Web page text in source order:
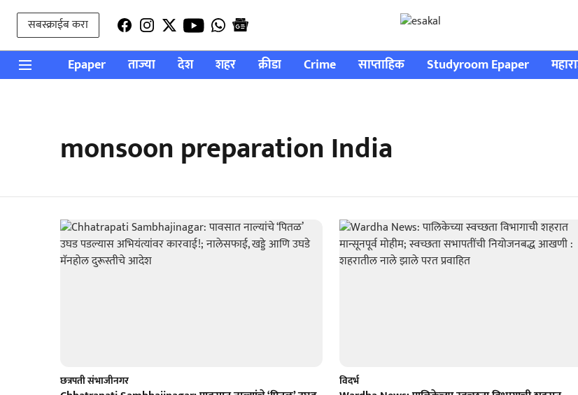
सबस्क्राईब करा
Epaper ताज्या देश शहर क्रीडा Crime साप्ताहिक Studyroom Epaper
monsoon preparation India
छत्रपती संभाजीनगर विदर्भ